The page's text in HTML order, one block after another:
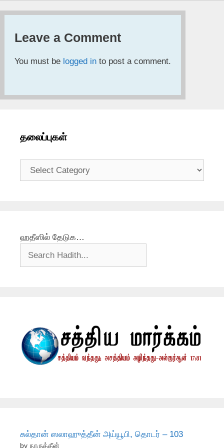
Leave a Comment
You must be logged in to post a comment.
தலைப்புகள்
தலைப்புகள்
ஹதீஸில் தேடுக…
சுல்தான் ஸலாஹுத்தீன் அய்யூபி, தொடர் – 103
by நூருத்தீன்